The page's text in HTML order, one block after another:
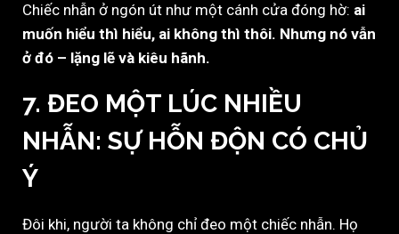
Chiếc nhẫn ở ngón út như một cánh cửa đóng hờ: ai
muốn hiểu thì hiểu, ai không thì thôi. Nhưng nó vẫn
ở đó – lặng lẽ và kiêu hãnh.
7. ĐEO MỘT LÚC NHIỀU
NHẪN: SỰ HỖN ĐỘN CÓ CHỦ
Ý
Đôi khi, người ta không chỉ đeo một chiếc nhẫn. Họ